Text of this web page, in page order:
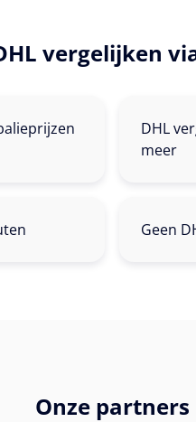
vergelijken
DHL
meer
Geen
Onze partners